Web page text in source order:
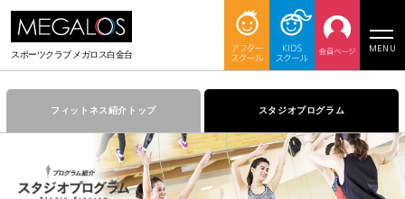
スポーツクラブ メガロス白金台
MENU
フィットネス紹介トップ スタジオプログラム